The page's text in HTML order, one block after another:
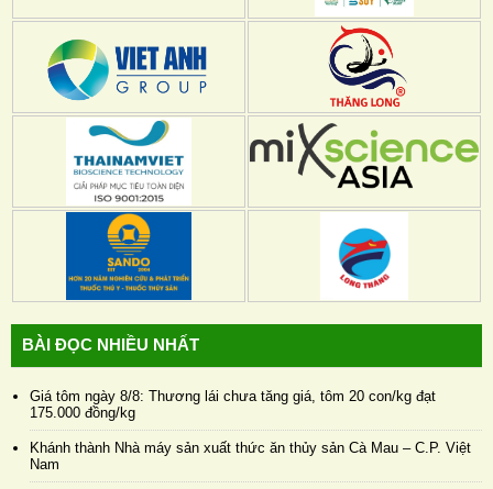
BÀI ĐỌC NHIỀU NHẤT
Giá tôm ngày 8/8: Thương lái chưa tăng giá, tôm 20 con/kg đạt
175.000 đồng/kg
Khánh thành Nhà máy sản xuất thức ăn thủy sản Cà Mau – C.P. Việt
Nam